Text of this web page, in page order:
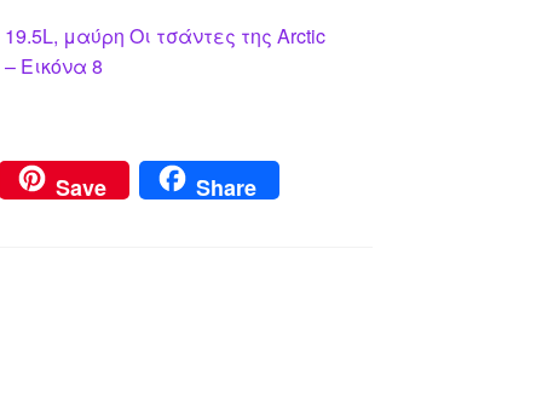
μαύρη Οι τσάντες της Arctic
Εικόνα 8
Save Share